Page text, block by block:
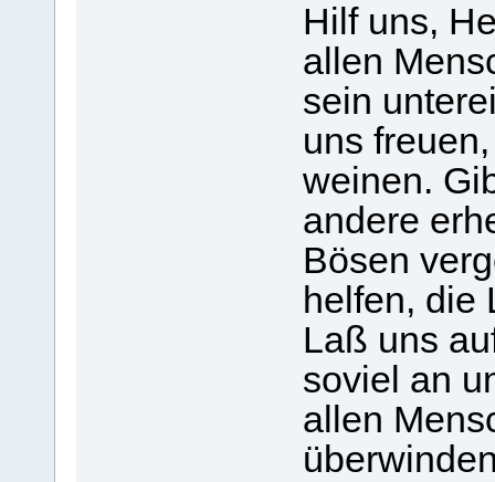
Hilf uns,
allen
sein
uns
weinen.
andere
Bösen
helfen, die
Laß uns
soviel an
allen